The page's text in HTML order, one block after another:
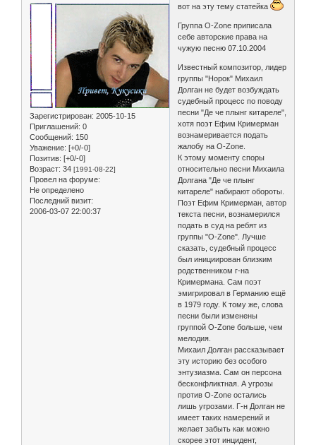
Зарегистрирован: 2005-10-15
Приглашений: 0
Сообщений: 150
Уважение: [+0/-0]
Позитив: [+0/-0]
Возраст: 34 [1991-08-22]
Провел на форуме:
Не определено
Последний визит:
2006-03-07 22:00:37
вот на эту тему статейка
Группа O-Zone приписала
себе авторские права на
чужую песню 07.10.2004
Известный композитор, лидер
группы "Норок" Михаил
Долган не будет возбуждать
судебный процесс по поводу
песни "Де че плынг китареле",
хотя поэт Ефим Кримерман
вознамеривается подать
жалобу на O-Zone.
К этому моменту споры
относительно песни Михаила
Долгана "Де че плынг
китареле" набирают обороты.
Поэт Ефим Кримерман, автор
текста песни, вознамерился
подать в суд на ребят из
группы "O-Zone". Лучше
сказать, судебный процесс
был инициирован близким
родственником г-на
Кримермана. Сам поэт
эмигрировал в Германию ещё
в 1979 году. К тому же, слова
песни были изменены
группой O-Zone больше, чем
мелодия.
Михаил Долган рассказывает
эту историю без особого
энтузиазма. Сам он персона
бесконфликтная. А угрозы
против O-Zone остались
лишь угрозами. Г-н Долган не
имеет таких намерений и
желает забыть как можно
скорее этот инцидент,